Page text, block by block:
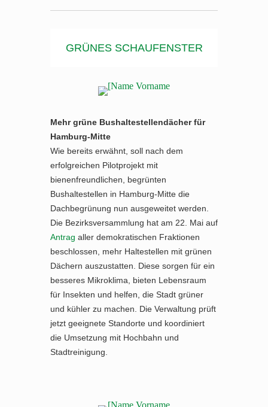
GRÜNES SCHAUFENSTER
Mehr grüne Bushaltestellendächer für
Hamburg-Mitte
Wie bereits erwähnt, soll nach dem
erfolgreichen Pilotprojekt mit
bienenfreundlichen, begrünten
Bushaltestellen in Hamburg-Mitte die
Dachbegrünung nun ausgeweitet werden.
Die Bezirksversammlung hat am 22. Mai auf
Antrag aller demokratischen Fraktionen
beschlossen, mehr Haltestellen mit grünen
Dächern auszustatten. Diese sorgen für ein
besseres Mikroklima, bieten Lebensraum
für Insekten und helfen, die Stadt grüner
und kühler zu machen. Die Verwaltung prüft
jetzt geeignete Standorte und koordiniert
die Umsetzung mit Hochbahn und
Stadtreinigung.